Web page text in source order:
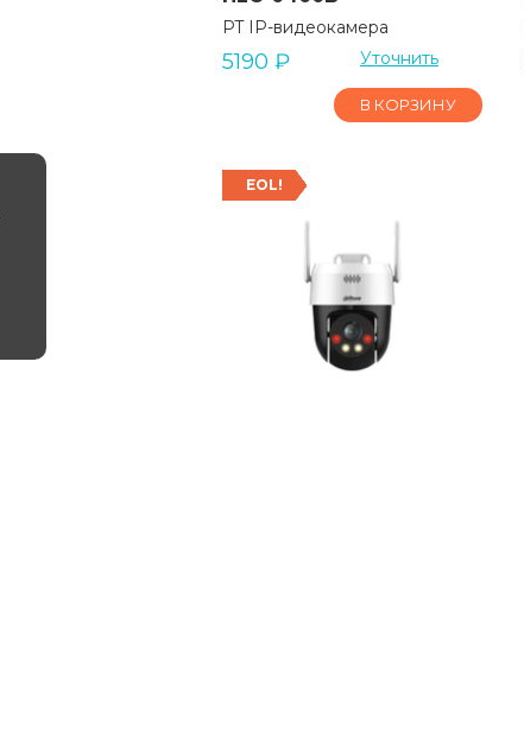
PT IP-видеокамера
5190 ₽ Уточнить
В КОРЗИНУ
EOL!